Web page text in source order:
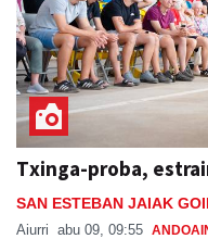
Txinga-proba,
SAN ESTEBAN JAIAK
Aiurri abu 09, 09:55